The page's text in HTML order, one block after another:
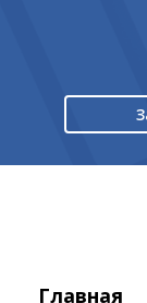
Главная